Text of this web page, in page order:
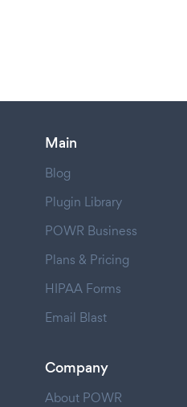
Main
Blog
Plugin Library
POWR Business
Plans & Pricing
HIPAA Forms
Email Blast
Company
About POWR